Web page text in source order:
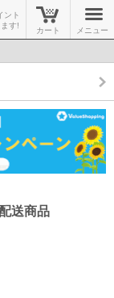
ント
す!
カート メニュー
送商品